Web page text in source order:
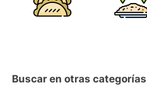
Buscar en otras categorías